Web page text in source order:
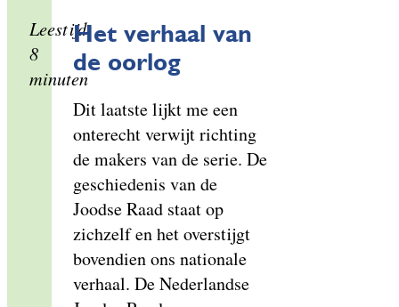
Leestijd:
8
minuten
Het verhaal van
de oorlog
Dit laatste lijkt me een
onterecht verwijt richting
de makers van de serie. De
geschiedenis van de
Joodse Raad staat op
zichzelf en het overstijgt
bovendien ons nationale
verhaal. De Nederlandse